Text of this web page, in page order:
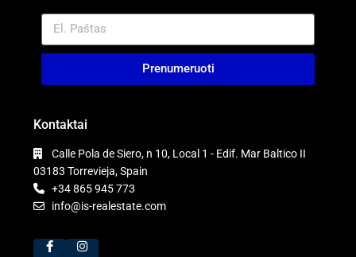
Prenumeruoti
Kontaktai
Calle Pola de Siero, n 10, Local 1 - Edif. Mar Baltico II
03183 Torrevieja, Spain
+34 865 945 773
info@is-realestate.com